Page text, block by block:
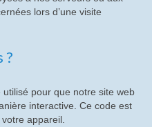
à Oxydes » (Les TO)
du tube TH8532
lors d’une visite
?
pour que notre site web
interactive. Ce code est
appareil.